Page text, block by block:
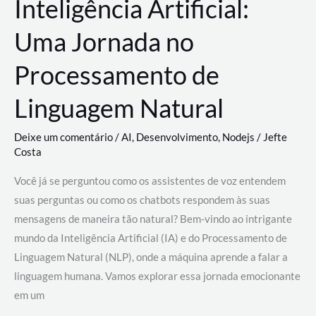
Inteligência Artificial:
Uma Jornada no
Processamento de
Linguagem Natural
Deixe um comentário/AI, Desenvolvimento, Nodejs / Jefte
Costa
Você já se perguntou como os assistentes de voz entendem
suas perguntas ou como os chatbots respondem às suas
mensagens de maneira tão natural? Bem-vindo ao intrigante
mundo da Inteligência Artificial (IA) e do Processamento de
Linguagem Natural (NLP), onde a máquina aprende a falar a
linguagem humana. Vamos explorar essa jornada emocionante
em um